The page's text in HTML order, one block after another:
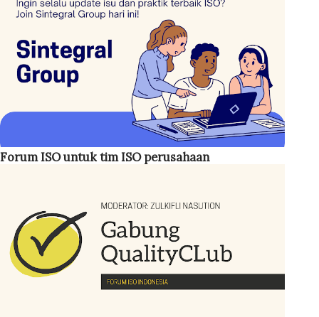
penerapan ISO 13485 adalah untuk menjamin alat kesehatan
yang beredar aman, bermutu, bermanfaat, terjangkau dan
tepat guna. Menurut survey yang dilakukan ISO pada 2013.
hingga akhir Desember 2013, sebanyak 25666 seritifikat
ISO 13485: 2003 telah diterbitkan untuk perusahaan di 95
negara, termasuk Indonesia. Tiga besar negara peraih
sertifikat ISO 13485 yak ni Amerika Serikat, Jerman dan
Italy, Perusahaan Indonesia yang telah bersertifikat ISO
Forum ISO untuk tim ISO perusahaan